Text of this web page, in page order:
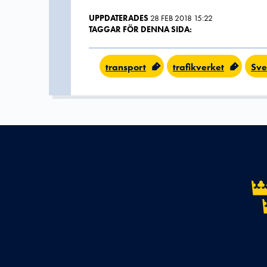
UPPDATERADES 28 FEB 2018 15:22
TAGGAR FÖR DENNA SIDA:
transport trafikverket